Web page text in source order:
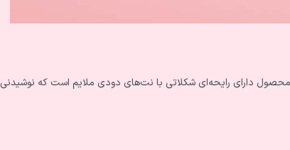
دارای رایحه‌ای شکلاتی با نت‌های دودی ملایم است که نوشیدنی